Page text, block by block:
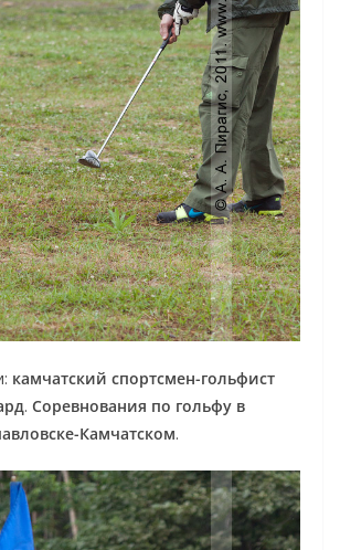
камчатский спортсмен-гольфист
. Соревнования по гольфу в
Камчатском.